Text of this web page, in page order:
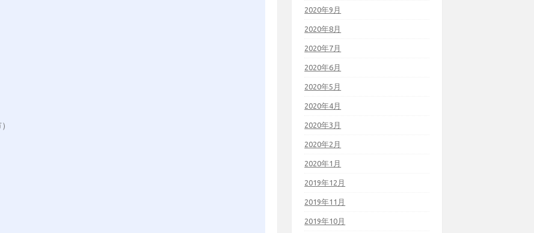
2020年9月
2020年8月
2020年7月
2020年6月
2020年5月
2020年4月
2020年3月
2020年2月
2020年1月
2019年12月
2019年11月
2019年10月